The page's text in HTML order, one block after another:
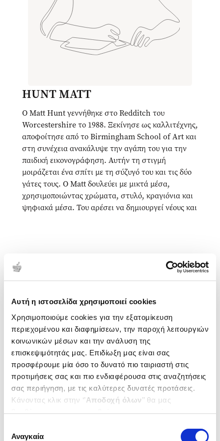
Αυτή η ιστοσελίδα χρησιμοποιεί cookies
Χρησιμοποιούμε cookies για την εξατομίκευση
περιεχομένου και διαφημίσεων, την παροχή λειτουργιών
κοινωνικών μέσων και την ανάλυση της
επισκεψιμότητάς μας. Επιδίωξη μας είναι σας
προσφέρουμε μία όσο το δυνατό πιο ταιριαστή στις
προτιμήσεις σας και πιο ενδιαφέρουσα στις αναζητήσεις
σας περιήγηση, με τις καλύτερες δυνατές προτάσεις.
Κάνοντας κλικ στην ‘’Αποδοχή όλων’’ θα μας
βοηθήσετε να ανταποκριθούμε στα παραπάνω.
ενδιαφέρουν και να επιλέξετε από τα παρακάτω με την
συγκατάθεσης
Αναγκαία
HUNT MATT
Ο Matt Hunt γεννήθηκε στο Redditch του
Worcestershire το 1988. Ξεκίνησε ως καλλιτέχνης,
αποφοίτησε από το Birmingham School of Art και
στη συνέχεια ανακάλυψε την αγάπη του για την
παιδική εικονογράφηση. Αυτήν τη στιγμή
μοιράζεται ένα σπίτι με τη σύζυγό του και τις δύο
γάτες τους. Ο Matt δουλεύει με μικτά μέσα,
χρησιμοποιώντας χρώματα, στυλό, κραγιόνια και
ψηφιακά μέσα. Του αρέσει να δημιουργεί νέους και
1-1 από 1 προϊόντα
Δημοτικότητα